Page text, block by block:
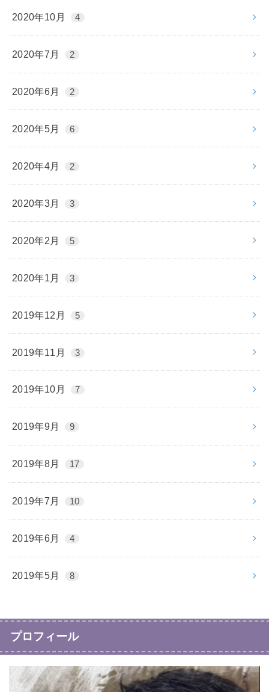
2020年10月 4
2020年7月 2
2020年6月 2
2020年5月 6
2020年4月 2
2020年3月 3
2020年2月 5
2020年1月 3
2019年12月 5
2019年11月 3
2019年10月 7
2019年9月 9
2019年8月 17
2019年7月 10
2019年6月 4
2019年5月 8
プロフィール